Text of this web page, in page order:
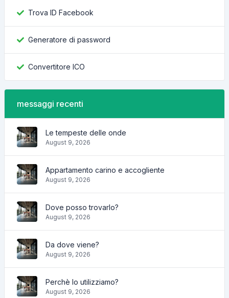
Trova ID Facebook
Generatore di password
Convertitore ICO
messaggi recenti
Le tempeste delle onde
August 9, 2026
Appartamento carino e accogliente
August 9, 2026
Dove posso trovarlo?
August 9, 2026
Da dove viene?
August 9, 2026
Perchè lo utilizziamo?
August 9, 2026